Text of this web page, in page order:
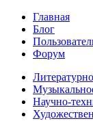
Главная
Блог
Форум
Научно-